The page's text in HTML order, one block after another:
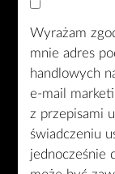
Wyrażam
mnie adres
handlowych
e-mail
z przepisami
świadczeniu
jednocześnie